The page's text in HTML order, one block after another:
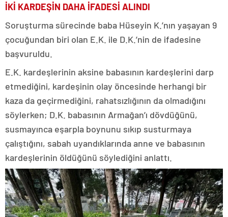
İKİ KARDEŞİN DAHA İFADESİ ALINDI
Soruşturma sürecinde baba Hüseyin K.’nın yaşayan 9
çocuğundan biri olan E.K. ile D.K.’nin de ifadesine
başvuruldu.
E.K. kardeşlerinin aksine babasının kardeşlerini darp
etmediğini, kardeşinin olay öncesinde herhangi bir
kaza da geçirmediğini, rahatsızlığının da olmadığını
söylerken; D.K. babasının Armağan’ı dövdüğünü,
susmayınca eşarpla boynunu sıkıp susturmaya
çalıştığını, sabah uyandıklarında anne ve babasının
kardeşlerinin öldüğünü söylediğini anlattı.